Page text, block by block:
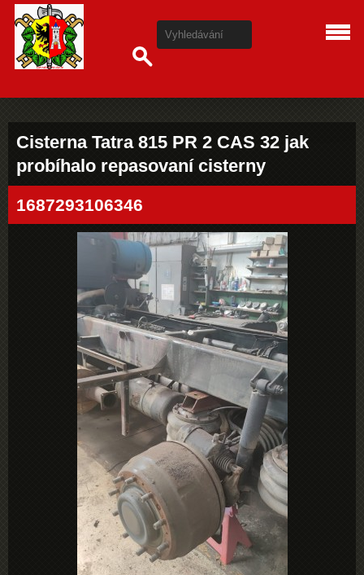
Cisterna Tatra 815 PR 2 CAS 32 jak
probíhalo repasovaní cisterny
1687293106346